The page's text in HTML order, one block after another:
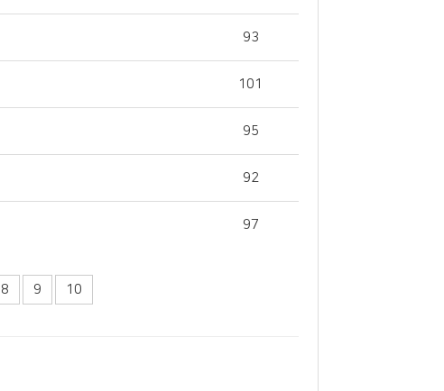
93
101
95
92
97
8 9 10